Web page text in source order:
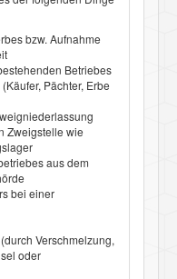
bzw. Aufnahme
Betriebes
Pächter, Erbe
Zweigstelle wie
aus dem
bei einer
Verschmelzung,
oder